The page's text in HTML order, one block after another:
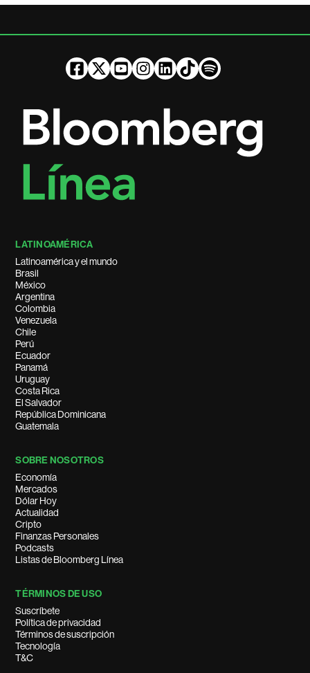
LATINOAMÉRICA
Latinoamérica y el mundo
Brasil
México
Argentina
Colombia
Venezuela
Chile
Perú
Ecuador
Panamá
Uruguay
Costa Rica
El Salvador
República Dominicana
Guatemala
SOBRE NOSOTROS
Economía
Mercados
Dólar Hoy
Actualidad
Cripto
Finanzas Personales
Podcasts
Listas de Bloomberg Línea
TÉRMINOS DE USO
Suscríbete
Política de privacidad
Términos de suscripción
Tecnología
T&C